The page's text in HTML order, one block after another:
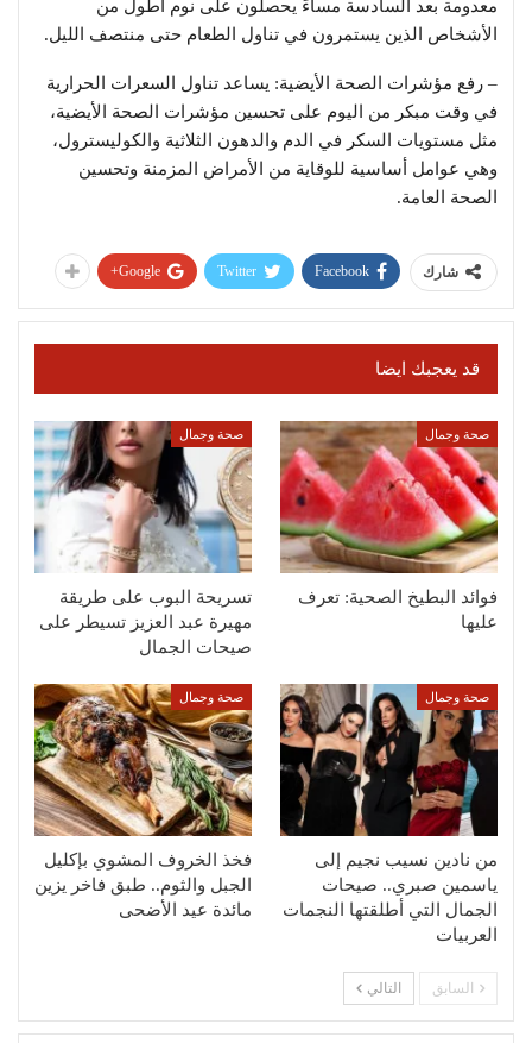
معدومة بعد السادسة مساءً يحصلون على نوم أطول من
الأشخاص الذين يستمرون في تناول الطعام حتى منتصف الليل.
– رفع مؤشرات الصحة الأيضية: يساعد تناول السعرات الحرارية
في وقت مبكر من اليوم على تحسين مؤشرات الصحة الأيضية،
مثل مستويات السكر في الدم والدهون الثلاثية والكوليسترول،
وهي عوامل أساسية للوقاية من الأمراض المزمنة وتحسين
الصحة العامة.
شارك Facebook
Twitter
Google+
قد يعجبك ايضا
صحة وجمال
فوائد البطيخ الصحية: تعرف
عليها
صحة وجمال
تسريحة البوب على طريقة
مهيرة عبد العزيز تسيطر على
صيحات الجمال
صحة وجمال
من نادين نسيب نجيم إلى
ياسمين صبري.. صيحات
الجمال التي أطلقتها النجمات
العربيات
صحة وجمال
فخذ الخروف المشوي بإكليل
الجبل والثوم.. طبق فاخر يزين
مائدة عيد الأضحى
السابق التالي